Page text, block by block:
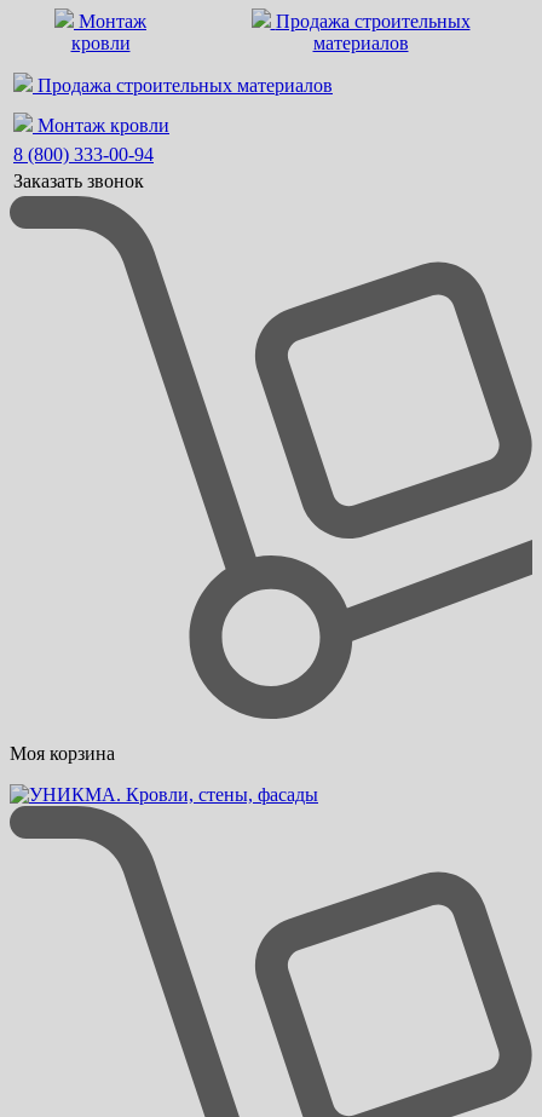
Монтаж
кровли
Продажа строительных
материалов
Продажа строительных материалов
Монтаж кровли
8 (800) 333-00-94
Заказать звонок
Моя корзина